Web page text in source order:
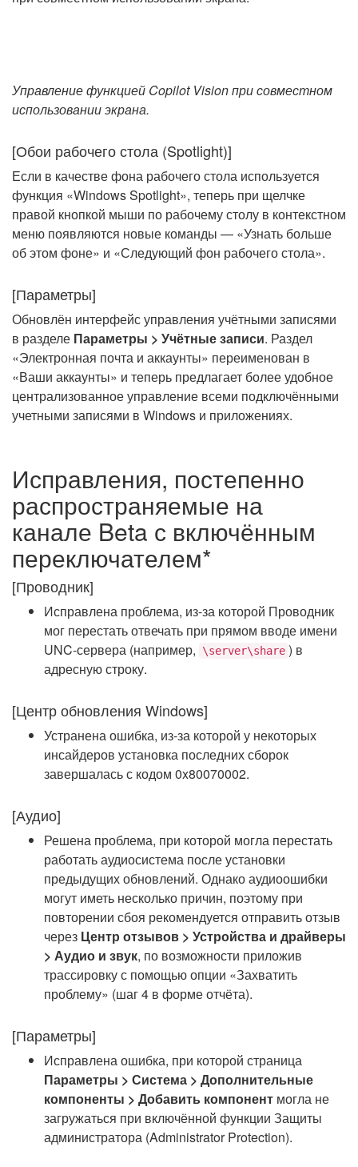
Управление функцией Copilot Vision при совместном
использовании экрана.
[Обои рабочего стола (Spotlight)]
Если в качестве фона рабочего стола используется
функция «Windows Spotlight», теперь при щелчке
правой кнопкой мыши по рабочему столу в контекстном
меню появляются новые команды — «Узнать больше
об этом фоне» и «Следующий фон рабочего стола».
[Параметры]
Обновлён интерфейс управления учётными записями
в разделе Параметры > Учётные записи. Раздел
«Электронная почта и аккаунты» переименован в
«Ваши аккаунты» и теперь предлагает более удобное
централизованное управление всеми подключёнными
учетными записями в Windows и приложениях.
Исправления, постепенно
распространяемые на
канале Beta с включённым
переключателем*
[Проводник]
Исправлена проблема, из-за которой Проводник
мог перестать отвечать при прямом вводе имени
UNC-сервера (например,
\server\share ) в
адресную строку.
[Центр обновления Windows]
Устранена ошибка, из-за которой у некоторых
инсайдеров установка последних сборок
завершалась с кодом 0x80070002.
[Аудио]
Решена проблема, при которой могла перестать
работать аудиосистема после установки
предыдущих обновлений. Однако аудиоошибки
могут иметь несколько причин, поэтому при
повторении сбоя рекомендуется отправить отзыв
через Центр отзывов > Устройства и драйверы
> Аудио и звук, по возможности приложив
трассировку с помощью опции «Захватить
проблему» (шаг 4 в форме отчёта).
[Параметры]
Исправлена ошибка, при которой страница
Параметры > Система > Дополнительные
компоненты > Добавить компонент могла не
загружаться при включённой функции Защиты
администратора (Administrator Protection).